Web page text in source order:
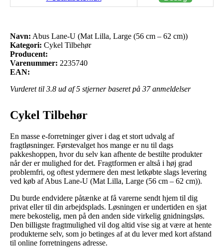
Navn: Abus Lane-U (Mat Lilla, Large (56 cm – 62 cm))
Kategori: Cykel Tilbehør
Producent:
Varenummer: 2235740
EAN:
Vurderet til 3.8 ud af 5 stjerner baseret på 37anmeldelser
Cykel Tilbehør
En masse e-forretninger giver i dag et stort udvalg af
fragtløsninger. Førstevalget hos mange er nu til dags
pakkeshoppen, hvor du selv kan afhente de bestilte produkter
når der er mulighed for det. Fragtformen er altså i høj grad
problemfri, og oftest ydermere den mest letkøbte slags levering
ved køb af Abus Lane-U (Mat Lilla, Large (56 cm – 62 cm)).
Du burde endvidere påtænke at få varerne sendt hjem til dig
privat eller til din arbejdsplads. Løsningen er undertiden en sjat
mere bekostelig, men på den anden side virkelig gnidningsløs.
Den billigste fragtmulighed vil dog altid vise sig at være at hente
produkterne selv, som jo betinges af at du lever med kort afstand
til online forretningens adresse.